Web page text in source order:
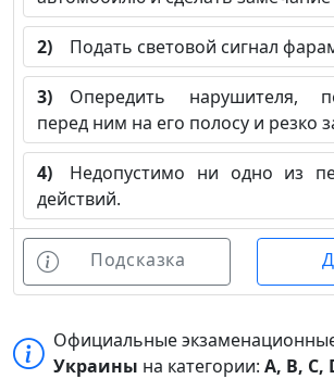
2) Подать световой сигнал
3) Опередить нарушителя,
перед ним на его полосу и резко
4) Недопустимо ни одно из
действий.
Подсказка
Официальные
Украины на категории:A, B, C,